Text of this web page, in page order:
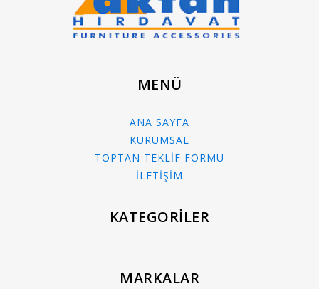
MENÜ
ANA SAYFA
KURUMSAL
TOPTAN TEKLİF FORMU
İLETİŞİM
KATEGORİLER
MARKALAR